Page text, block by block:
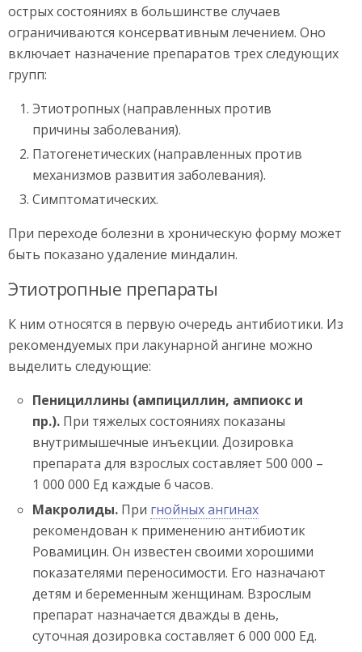
острых состояниях в большинстве случаев
ограничиваются консервативным лечением. Оно
включает назначение препаратов трех следующих
групп:
Этиотропных (направленных против
причины заболевания).
Патогенетических (направленных против
механизмов развития заболевания).
Симптоматических.
При переходе болезни в хроническую форму может
быть показано удаление миндалин.
Этиотропные препараты
К ним относятся в первую очередь антибиотики. Из
рекомендуемых при лакунарной ангине можно
выделить следующие:
Пенициллины (ампициллин, ампиокс и
пр.). При тяжелых состояниях показаны
внутримышечные инъекции. Дозировка
препарата для взрослых составляет 500 000 –
1 000 000 Ед каждые 6 часов.
Макролиды. При гнойных ангинах
рекомендован к применению антибиотик
Ровамицин. Он известен своими хорошими
показателями переносимости. Его назначают
детям и беременным женщинам. Взрослым
препарат назначается дважды в день,
суточная дозировка составляет 6 000 000 Ед.